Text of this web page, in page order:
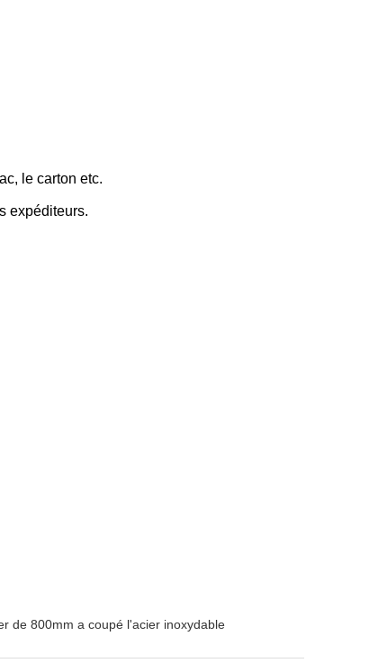
le carton etc.
expéditeurs.
de 800mm a coupé l'acier inoxydable